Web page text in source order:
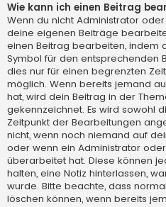
Wie kann ich einen Beitrag
Wenn du nicht Administrator
deine eigenen Beiträge
einen Beitrag bearbeiten, indem
Symbol für den entsprechenden
dies nur für einen begrenzten
möglich. Wenn bereits jemand
hat, wird dein Beitrag in der
gekennzeichnet. Es wird sowohl
Zeitpunkt der Bearbeitungen
nicht, wenn noch niemand auf
oder wenn ein Administrator
überarbeitet hat. Diese können
halten, eine Notiz hinterlassen,
wurde. Bitte beachte, dass
löschen können, wenn bereits